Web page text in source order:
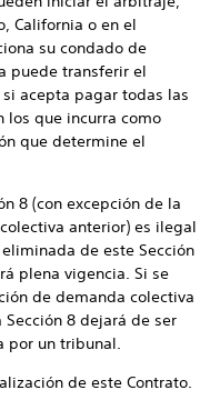
California o en el
su condado de
puede transferir el
acepta pagar todas las
los que incurra como
que determine el
8 (con excepción de la
anterior) es ilegal
de este Sección
plena vigencia. Si se
de demanda colectiva
8 dejará de ser
por un tribunal.
de este Contrato.